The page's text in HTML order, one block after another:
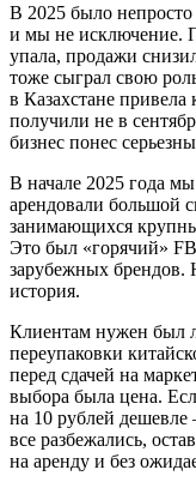
В 2025 было
и мы не исключение.
упала, продажи
тоже сыграл свою
в Казахстане
получили не в
бизнес понес
В начале 2025 года
арендовали большой
занимающихся
Это был «горячий»
зарубежных брендов.
история.
Клиентам нужен был
переупаковки
перед сдачей на
выбора была цена.
на 10 рублей
все разбежались,
на аренду и без